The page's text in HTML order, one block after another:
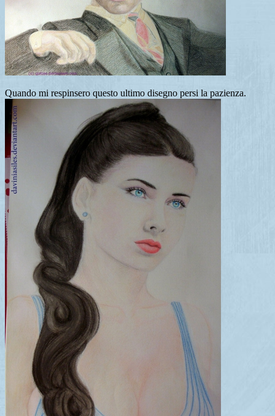
Quando mi respinsero questo ultimo disegno persi la pazienza.